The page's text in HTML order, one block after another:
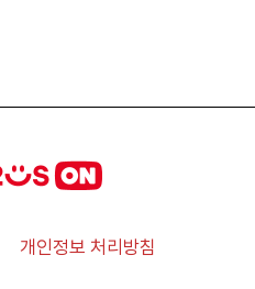
개인정보 처리방침